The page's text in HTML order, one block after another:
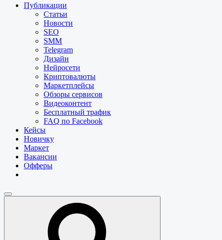
Публикации
Статьи
Новости
SEO
SMM
Telegram
Дизайн
Нейросети
Криптовалюты
Маркетплейсы
Обзоры сервисов
Видеоконтент
Бесплатный трафик
FAQ по Facebook
Кейсы
Новичку
Маркет
Вакансии
Офферы